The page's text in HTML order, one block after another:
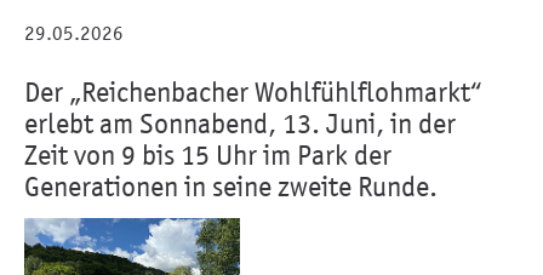
29.05.2026
Der „Reichenbacher Wohlfühlflohmarkt“
erlebt am Sonnabend, 13. Juni, in der
Zeit von 9 bis 15 Uhr im Park der
Generationen in seine zweite Runde.